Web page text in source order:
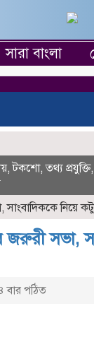
সারা বাংলা
,টকশো,তথ্য প্রযুক্তি,
নিয়ে
জরুরী সভা,
বার পঠিত